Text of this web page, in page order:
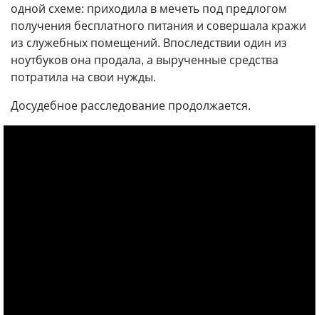
одной схеме: приходила в мечеть под предлогом
получения бесплатного питания и совершала кражи
из служебных помещений. Впоследствии один из
ноутбуков она продала, а вырученные средства
потратила на свои нужды.
Досудебное расследование продолжается.